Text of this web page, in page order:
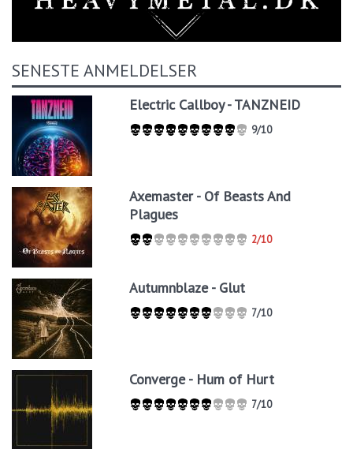
SENESTE ANMELDELSER
Electric Callboy - TANZNEID
9/10
Axemaster - Of Beasts And
Plagues
2/10
Autumnblaze - Glut
7/10
Converge - Hum of Hurt
7/10